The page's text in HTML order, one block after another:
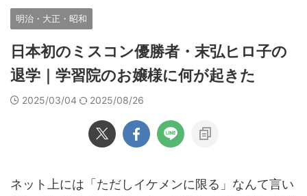
明治・大正・昭和
日本初のミスコン優勝者・末弘ヒロ子の
退学｜学習院のお嬢様に何が起きた
2025/03/04 2025/08/26
ネット上には「ただしイケメンに限る」なんて言い